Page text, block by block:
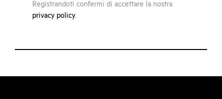
Registrandoti confermi di accettare la nostra
privacy policy.